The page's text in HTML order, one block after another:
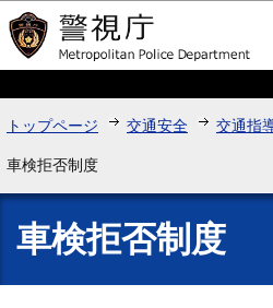
このページの本
トップページ 交通安全 交通指
車検拒否制度
車検拒否制度